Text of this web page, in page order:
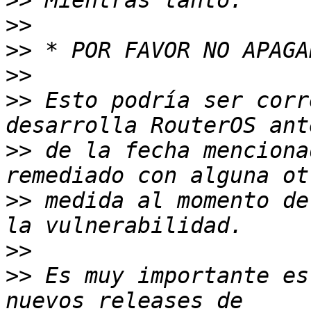
>>
>>
>>
>> Esto podría ser
>> de la fecha
>> medida al momento
>>
>> Es muy importante